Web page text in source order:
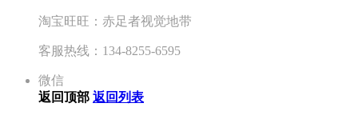
淘宝旺旺：赤足者视觉地带
客服热线：134-8255-6595
微信
返回顶部 返回列表